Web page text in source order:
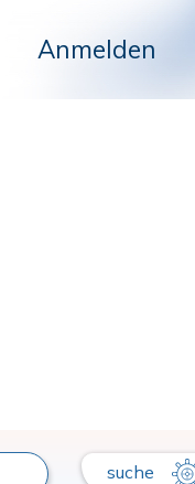
Anmelden
suche